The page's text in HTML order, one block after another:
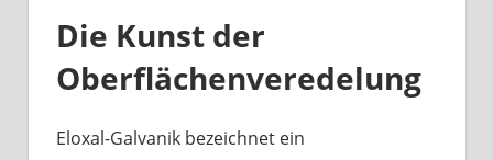
Die Kunst der
Oberflächenveredelung
Eloxal-Galvanik bezeichnet ein